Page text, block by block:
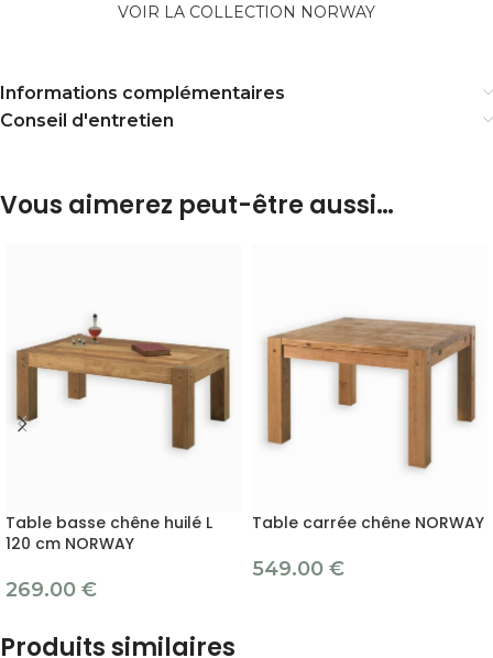
VOIR LA COLLECTION NORWAY
Informations complémentaires
Conseil d'entretien
Vous aimerez peut-être aussi…
Table basse chêne huilé L
120 cm NORWAY
269.00 €
Table carrée chêne NORWAY
549.00 €
Produits similaires